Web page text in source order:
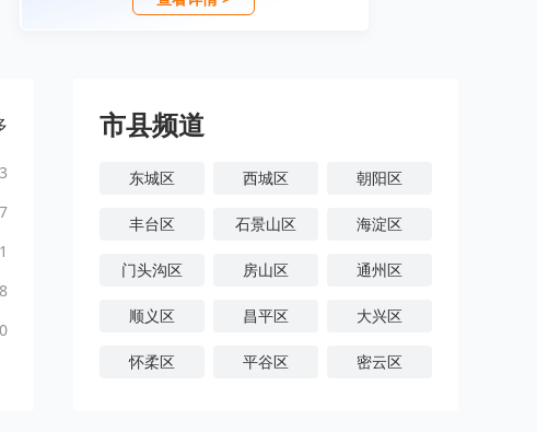
市县频道
东城区 西城区 朝阳区
丰台区 石景山区 海淀区
门头沟区 房山区 通州区
顺义区 昌平区 大兴区
怀柔区 平谷区 密云区